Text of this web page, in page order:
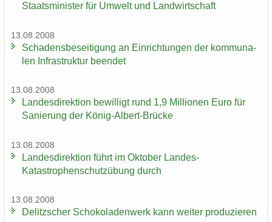
Staats­mi­nis­ter für Um­welt und Land­wirt­schaft
13.08.2008
Scha­dens­be­sei­ti­gung an Ein­rich­tun­gen der kom­mu­na­
len In­fra­struk­tur be­en­det
13.08.2008
Lan­des­di­rek­ti­on be­wil­ligt rund 1,9 Mil­lio­nen Euro für
Sa­nie­rung der König-​Albert-Brücke
13.08.2008
Lan­des­di­rek­ti­on führt im Ok­to­ber Landes-​
Katastrophenschutzübung durch
13.08.2008
De­litz­scher Scho­ko­la­den­werk kann wei­ter pro­du­zie­ren